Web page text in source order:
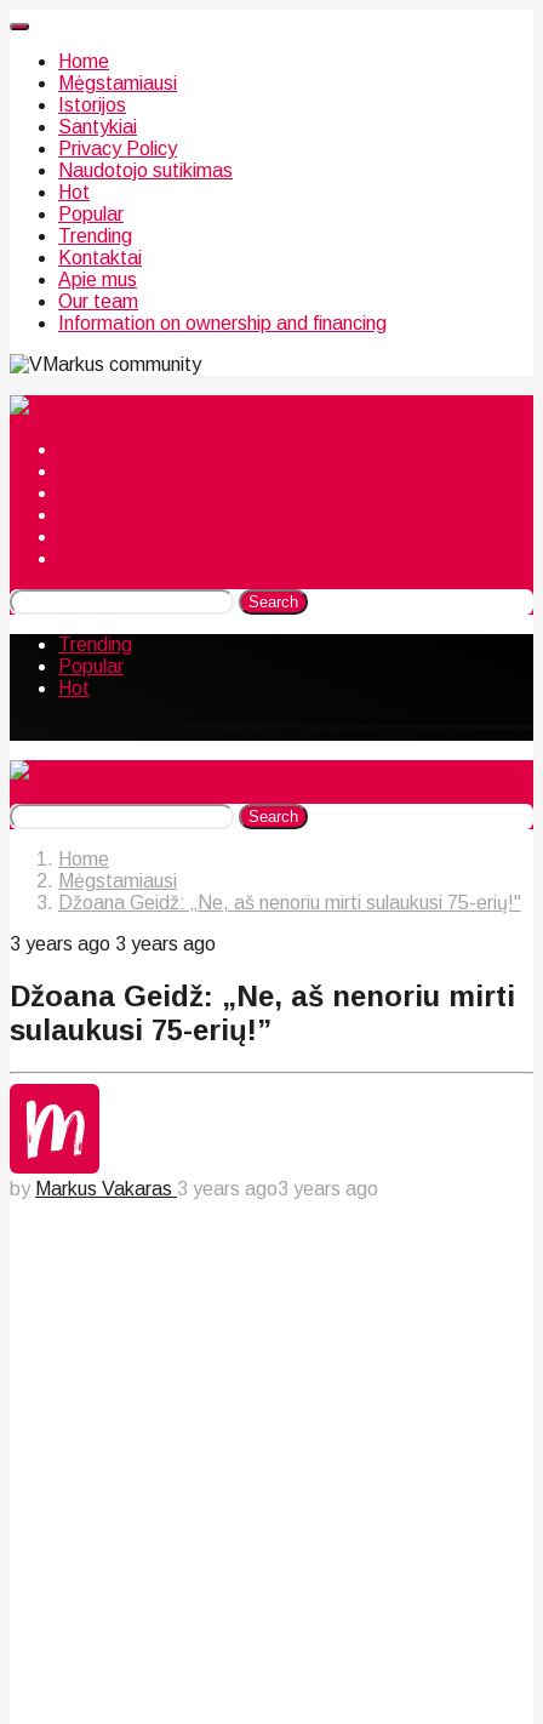
Home
Mėgstamiausi
Istorijos
Santykiai
Privacy Policy
Naudotojo sutikimas
Hot
Popular
Trending
Kontaktai
Apie mus
Our team
Information on ownership and financing
community
Search
Trending
Popular
Hot
Search
Home
Mėgstamiausi
Džoana Geidž: „Ne, aš nenoriu mirti sulaukusi 75-erių!"
3 years ago 3 years ago
Džoana Geidž: „Ne, aš nenoriu mirti
sulaukusi 75-erių!”
by Markus Vakaras 3 years ago3 years ago